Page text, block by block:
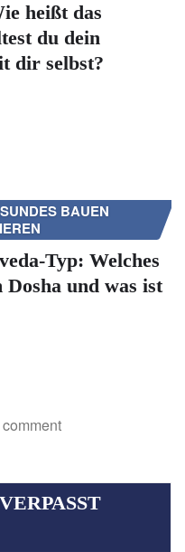
heißt das
du dein
dir selbst?
BAUEN
Typ: Welches
und was ist